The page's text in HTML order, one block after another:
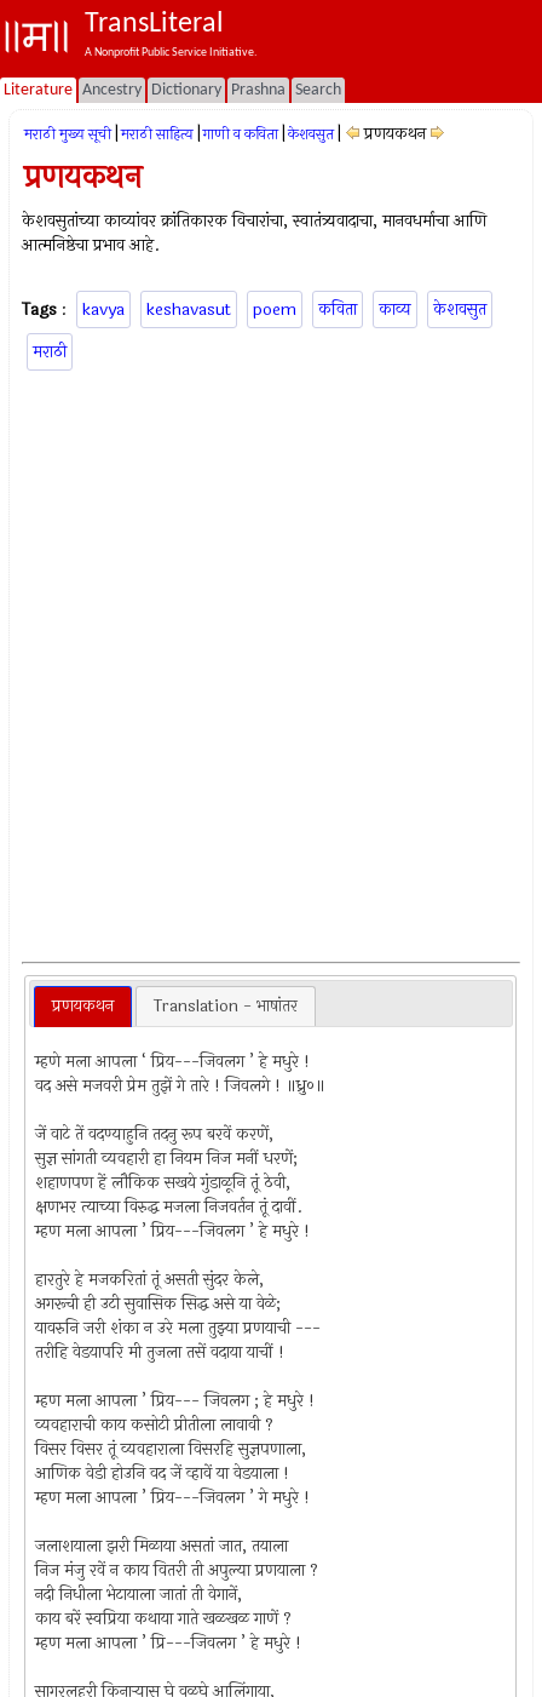
TransLiteral
A Nonprofit Public Service Initiative.
Literature Ancestry Dictionary Prashna Search
मराठी मुख्य सूची मराठी साहित्य गाणी व कविता केशवसुत प्रणयकथन
प्रणयकथन
केशवसुतांच्या काव्यांवर क्रांतिकारक विचारांचा, स्वातंत्र्यवादाचा, मानवधर्माचा आणि
आत्मनिष्ठेचा प्रभाव आहे.
Tags : kavya keshavasut poem कविता काव्य
केशवसुत
मराठी
प्रणयकथन Translation - भाषांतर
म्हणे मला आपला ‘ प्रिय---जिवलग ’ हे मधुरे !
वद असे मजवरी प्रेम तुझें गे तारे ! जिवलगे ! ॥ध्रु०॥
जें वाटे तें वदण्याहुनि तदनु रूप बरवें करणें,
सुज्ञ सांगती व्यवहारी हा नियम निज मनीं धरणें;
शहाणपण हें लौकिक सखये गुंडाळूनि तूं ठेवी,
क्षणभर त्याच्या विरुद्ध मजला निजवर्तन तूं दावीं.
म्हण मला आपला ’ प्रिय---जिवलग ’ हे मधुरे !
हारतुरे हे मजकरितां तूं असती सुंदर केले,
अगरूची ही उटी सुवासिक सिद्ध असे या वेळे;
यावरुनि जरी शंका न उरे मला तुझ्या प्रणयाची ---
तरीहि वेडयापरि मी तुजला तसें वदाया याचीं !
म्हण मला आपला ’ प्रिय--- जिवलग ; हे मधुरे !
व्यवहाराची काय कसोटी प्रीतीला लावावी ?
विसर विसर तूं व्यवहाराला विसरहि सुज्ञपणाला,
आणिक वेडी होउनि वद जें व्हावें या वेडयाला !
म्हण मला आपला ’ प्रिय---जिवलग ’ गे मधुरे !
जलाशयाला झरी मिळाया असतां जात, तयाला
निज मंजु रवें न काय वितरी ती अपुल्या प्रणयाला ?
नदी निधीला भेटायाला जातां ती वेगानें,
काय बरें स्वप्रिया कथाया गाते खळखळ गाणें ?
म्हण मला आपला ’ प्रि---जिवलग ’ हे मधुरे !
सागरलहरी किनार्‍यास घे वळघे आलिंगाया,